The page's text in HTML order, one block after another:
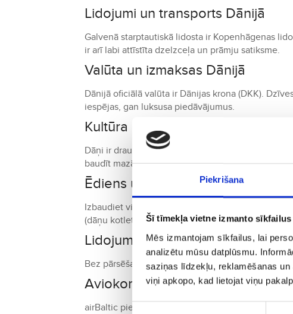
Piekrišana
Šī tīmekļa vietne izmanto sīkfailus
Mēs izmantojam sīkfailus, lai
analizētu mūsu datplūsmu.
saziņas līdzekļu, reklamēšanas
viņi apkopo, kad lietojat viņu
Piekrišanas
Lidojumi un transports Dānijā
Galvenā starptautiskā lidosta ir Kopenhāgenas
ir arī labi attīstīta dzelzceļa un prāmju satiksme.
Valūta un izmaksas Dānijā
Dānijā oficiālā valūta ir Dānijas krona (DKK).
iespējas, gan luksusa piedāvājumus.
Kultūra un tradīcijas Dānijā
Dāņi ir draudzīgi un pievērš lielu uzmanību
baudīt mazās dzīves lietas – piemēram, kopīgas
Ēdiens un virtuve Dānijā
Izbaudiet vietējos ēdienus, piemēram,
(dāņu kotletes) un svaigas jūras veltes.
Lidojuma ilgums no Rīgas uz
Bez pārsēšanās lidojums ilgst aptuveni 1 stundu
Aviokompānijas un savienojumi
airBaltic piedāvā tiešos lidojumus no Rīgas uz